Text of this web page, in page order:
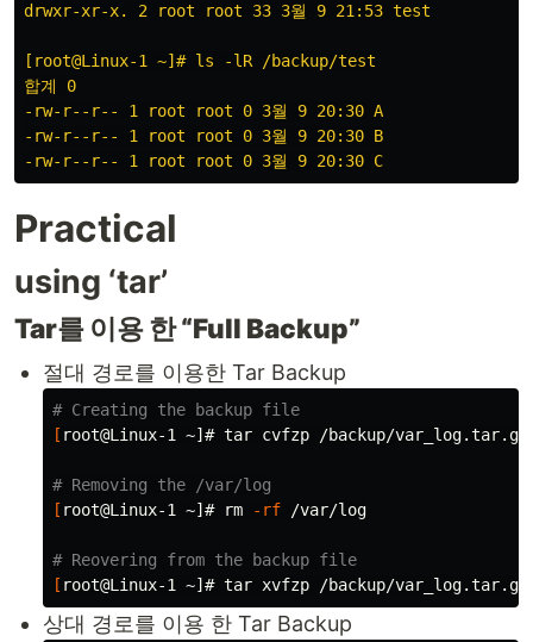
drwxr-xr-x. 2 root root 33 3월 9 21:53 test
[root@Linux-1 ~]# ls -lR /backup/test
합계 0
-rw-r--r-- 1 root root 0 3월 9 20:30 A
-rw-r--r-- 1 root root 0 3월 9 20:30 B
Practical
using ‘tar’
Tar를 이용 한 “Full Backup”
절대 경로를 이용한 Tar Backup
# Creating the backup file
[ root@Linux-1 ~]# tar cvfzp /backup/
# Removing the /var/log
[ root@Linux-1 ~]# rm -rf /var/log
# Reovering from the backup file
[ root@Linux-1 ~]# tar xvfzp /backup/
상대 경로를 이용 한 Tar Backup